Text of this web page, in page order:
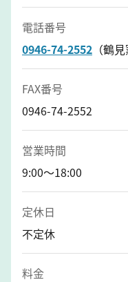
電話番号
0946-74-2552 （鶴
FAX番号
0946-74-2552
営業時間
9:00～18:00
定休日
不定休
料金